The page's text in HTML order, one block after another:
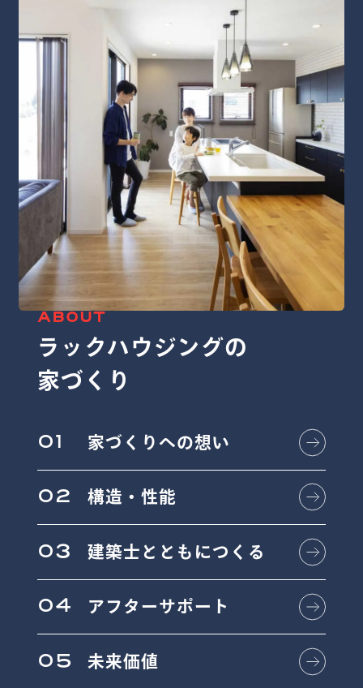
ABOUT
ラックハウジングの
家づくり
01 家づくりへの想い
02 構造・性能
03 建築士とともにつくる
04 アフターサポート
05 未来価値